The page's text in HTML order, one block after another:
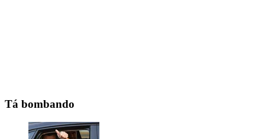
Tá bombando